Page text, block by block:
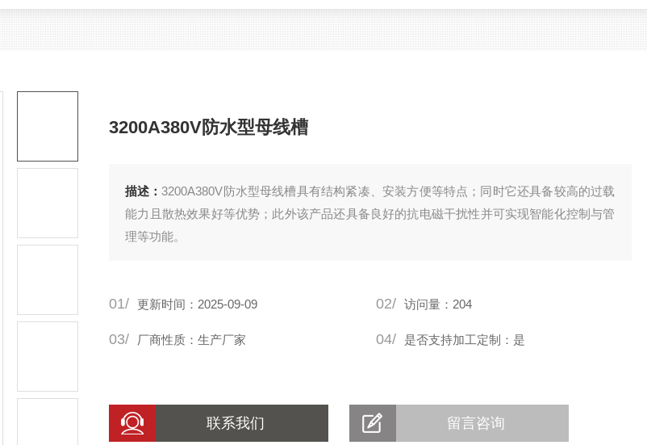
3200A380V防水型母线槽
描述：3200A380V防水型母线槽具有结构紧凑、安装方便等特点；同时它还具备较高的过载
能力且散热效果好等优势；此外该产品还具备良好的抗电磁干扰性并可实现智能化控制与管
理等功能。
01/ 更新时间：2025-09-09 02/ 访问量：204
03/ 厂商性质：生产厂家 04/ 是否支持加工定制：是
联系我们 留言咨询